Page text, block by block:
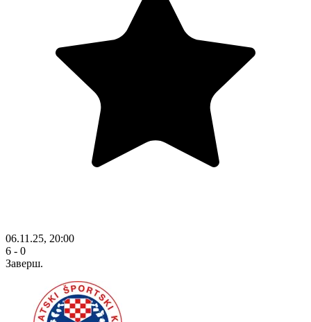
06.11.25, 20:00
6 - 0
Заверш.